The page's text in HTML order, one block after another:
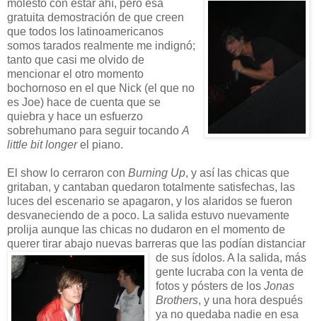
molesto con estar ahí, pero esa
gratuita demostración de que creen
que todos los latinoamericanos
somos tarados realmente me indignó;
tanto que casi me olvido de
mencionar el otro momento
bochornoso en el que Nick (el que no
es Joe) hace de cuenta que se
quiebra y hace un esfuerzo
sobrehumano para seguir tocando A
little bit longerel piano.
El show lo cerraron con Burning Up, y así las chicas que
gritaban, y cantaban quedaron totalmente satisfechas, las
luces del escenario se apagaron, y los alaridos se fueron
desvaneciendo de a poco. La salida estuvo nuevamente
prolija aunque las chicas no dudaron en el momento de
querer tirar abajo nuevas barreras que las podían distanciar
de sus ídolos. A la salida, más
gente lucraba con la venta de
fotos y pósters de los Jonas
Brothers, y una hora después
ya no quedaba nadie en esa